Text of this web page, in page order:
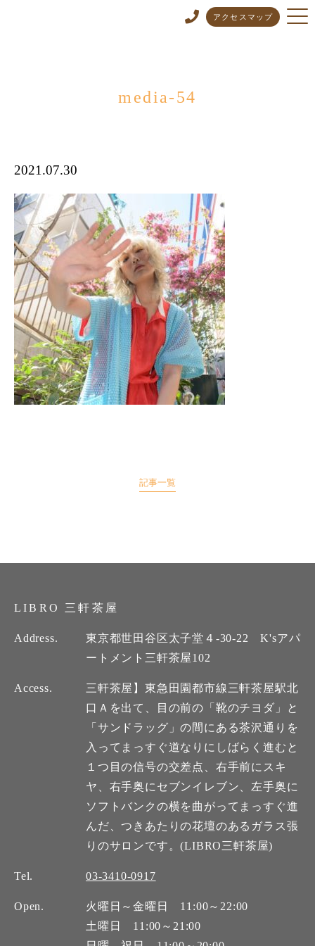
アクセスマップ
media-54
2021.07.30
記事一覧
LIBRO 三軒茶屋
Address.
東京都世田谷区太子堂４-30-22 K'sアパ
ートメント三軒茶屋102
Access.
三軒茶屋】東急田園都市線三軒茶屋駅北
口Ａを出て、目の前の「靴のチヨダ」と
「サンドラッグ」の間にある茶沢通りを
入ってまっすぐ道なりにしばらく進むと
１つ目の信号の交差点、右手前にスキ
ヤ、右手奥にセブンイレブン、左手奥に
ソフトバンクの横を曲がってまっすぐ進
んだ、つきあたりの花壇のあるガラス張
りのサロンです。(LIBRO三軒茶屋)
Tel. 03-3410-0917
Open.
火曜日～金曜日 11:00～22:00
土曜日 11:00～21:00